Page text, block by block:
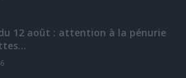
12 août : attention à la pénurie